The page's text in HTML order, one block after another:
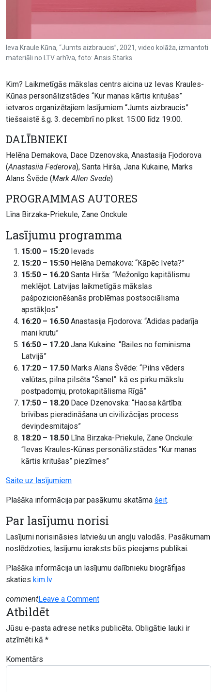
Ieva Kraule Kūna, “Jumts aizbraucis”, 2021, video kolāža, izmantoti
materiāli no LTV arhīva, foto: Ansis Starks
Kim? Laikmetīgās mākslas centrs aicina uz Ievas Kraules-
Kūnas personālizstādes “Kur manas kārtis kritušas”
ietvaros organizētajiem lasījumiem “Jumts aizbraucis”
tiešsaistē š.g. 3. decembrī no plkst. 15:00 līdz 19:00.
DALĪBNIEKI
Helēna Demakova, Dace Dzenovska, Anastasija Fjodorova
(Anastasiia Federova), Santa Hirša, Jana Kukaine, Marks
Alans Švēde (Mark Allen Svede)
PROGRAMMAS AUTORES
Līna Birzaka-Priekule, Zane Onckule
Lasījumu programma
15:00 – 15:20 Ievads
15:20 – 15:50 Helēna Demakova: “Kāpēc Iveta?”
15:50 – 16.20 Santa Hirša: “Mežonīgo kapitālismu
meklējot. Latvijas laikmetīgās mākslas
pašpozicionēšanās problēmas postsociālisma
apstākļos”
16:20 – 16.50 Anastasija Fjodorova: “Adidas padarīja
mani krutu”
16:50 – 17.20 Jana Kukaine: “Bailes no feminisma
Latvijā”
17:20 – 17.50 Marks Alans Švēde: “Pilns vēders
valūtas, pilna pilsēta “Šanel”: kā es pirku mākslu
postpadomju, protokapitālisma Rīgā”
17:50 – 18.20 Dace Dzenovska: “Haosa kārtība:
brīvības pieradināšana un civilizācijas process
deviņdesmitajos”
18:20 – 18.50 Līna Birzaka-Priekule, Zane Onckule:
“Ievas Kraules-Kūnas personālizstādes “Kur manas
kārtis kritušas” piezīmes”
Saite uz lasījumiem
Plašāka informācija par pasākumu skatāma šeit.
Par lasījumu norisi
Lasījumi norisināsies latviešu un angļu valodās. Pasākumam
noslēdzoties, lasījumu ieraksts būs pieejams publikai.
Plašāka informācija un lasījumu dalībnieku biogrāfijas
skaties kim.lv
commentLeave a Commenton
kārtis
Ievas
Atbildēt
Jūsu e-pasta adrese netiks publicēta. Obligātie lauki ir
atzīmēti kā *
Komentārs